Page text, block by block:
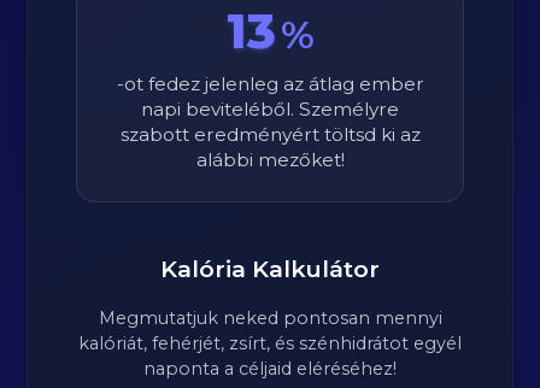
13%
-ot fedez jelenleg az átlag ember
napi beviteléből. Személyre
szabott eredményért töltsd ki az
alábbi mezőket!
Kalória Kalkulátor
Megmutatjuk neked pontosan mennyi
kalóriát, fehérjét, zsírt, és szénhidrátot egyél
naponta a céljaid eléréséhez!